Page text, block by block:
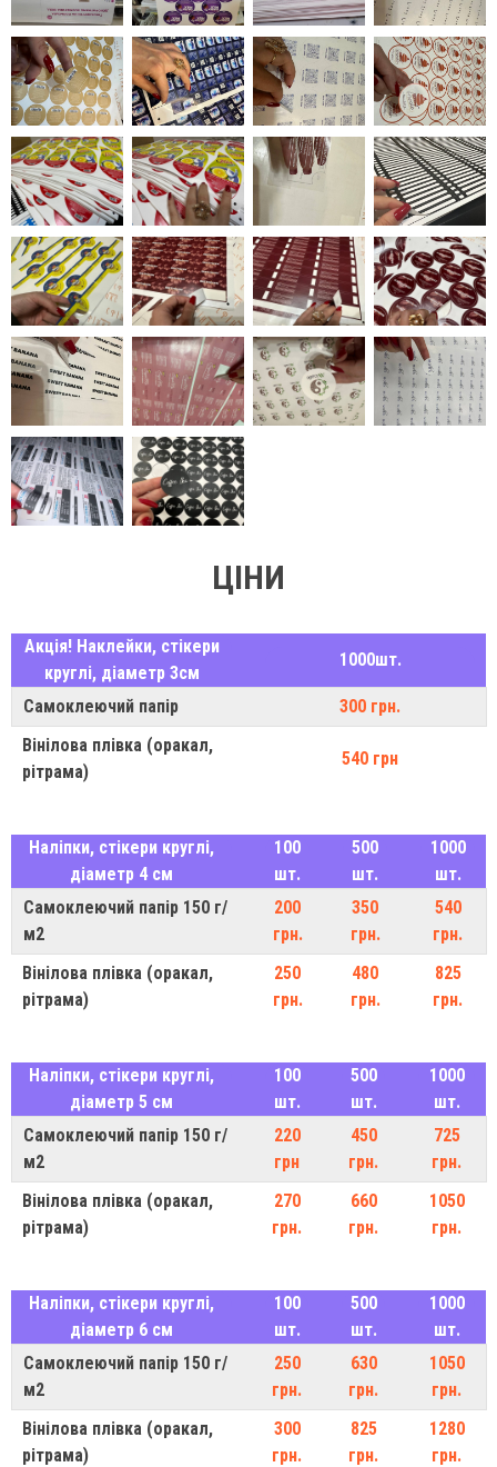
ЦІНИ
Акція! Наклейки, стікери
круглі, діаметр 3см
1000шт.
Самоклеючий папір
300 грн.
Вінілова плівка (оракал,
рітрама)
540 грн
Наліпки, стікери круглі,
діаметр 4 см
100
шт.
500
шт.
1000
шт.
Самоклеючий папір 150 г/
м2
200
грн.
350
грн.
540
грн.
Вінілова плівка (оракал,
рітрама)
250
грн.
480
грн.
825
грн.
Наліпки, стікери круглі,
діаметр 5 см
100
шт.
500
шт.
1000
шт.
Самоклеючий папір 150 г/
м2
220
грн
450
грн.
725
грн.
Вінілова плівка (оракал,
рітрама)
270
грн.
660
грн.
1050
грн.
Наліпки, стікери круглі,
діаметр 6 см
100
шт.
500
шт.
1000
шт.
Самоклеючий папір 150 г/
м2
250
грн.
630
грн.
1050
грн.
Вінілова плівка (оракал,
рітрама)
300
грн.
825
грн.
1280
грн.